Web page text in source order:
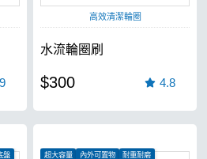
高效清潔輪圈
水流輪圈刷
$300 4.8
盤 超大容量 內外可置物 耐重耐磨